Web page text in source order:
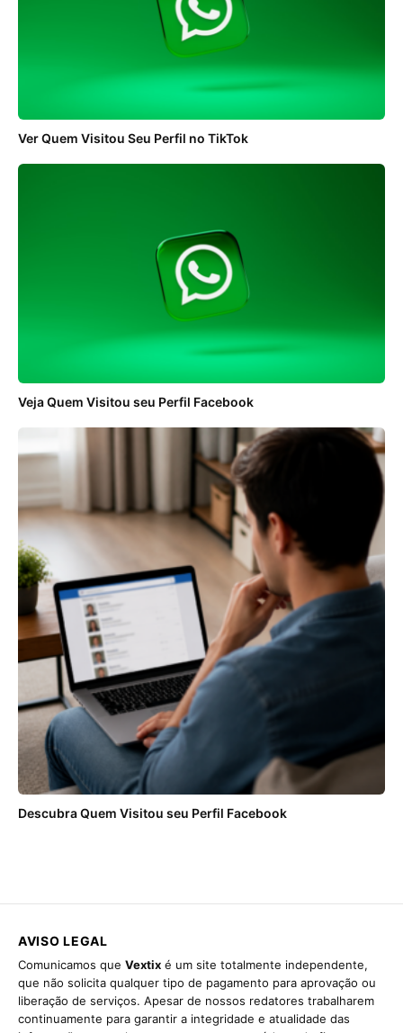
Ver Quem Visitou Seu Perfil no TikTok
Veja Quem Visitou seu Perfil Facebook
Descubra Quem Visitou seu Perfil Facebook
AVISO LEGAL
Comunicamos que Vextix é um site totalmente independente,
que não solicita qualquer tipo de pagamento para aprovação ou
liberação de serviços. Apesar de nossos redatores trabalharem
continuamente para garantir a integridade e atualidade das